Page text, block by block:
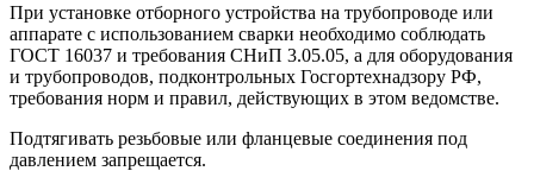
При установке отборного устройства на трубопроводе или
аппарате с использованием сварки необходимо соблюдать
ГОСТ 16037 и требования СНиП 3.05.05, а для оборудования
и трубопроводов, подконтрольных Госгортехнадзору РФ,
требования норм и правил, действующих в этом ведомстве.
Подтягивать резьбовые или фланцевые соединения под
давлением запрещается.